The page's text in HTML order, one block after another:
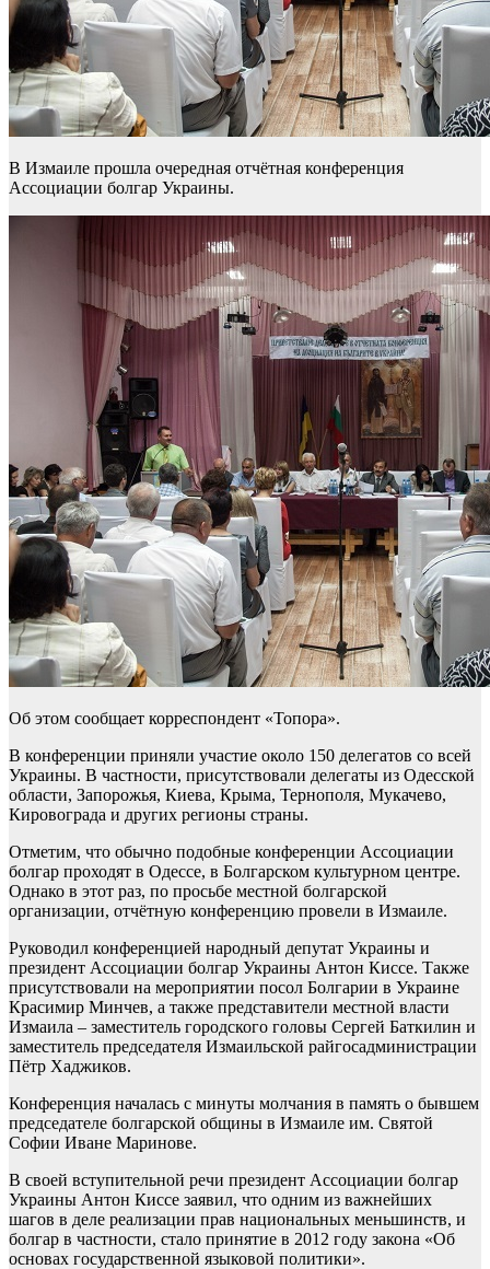
В Измаиле прошла очередная отчётная конференция
Ассоциации болгар Украины.
Об этом сообщает корреспондент «Топора».
В конференции приняли участие около 150 делегатов со всей
Украины. В частности, присутствовали делегаты из Одесской
области, Запорожья, Киева, Крыма, Тернополя, Мукачево,
Кировограда и других регионы страны.
Отметим, что обычно подобные конференции Ассоциации
болгар проходят в Одессе, в Болгарском культурном центре.
Однако в этот раз, по просьбе местной болгарской
организации, отчётную конференцию провели в Измаиле.
Руководил конференцией народный депутат Украины и
президент Ассоциации болгар Украины Антон Киссе. Также
присутствовали на мероприятии посол Болгарии в Украине
Красимир Минчев, а также представители местной власти
Измаила – заместитель городского головы Сергей Баткилин и
заместитель председателя Измаильской райгосадминистрации
Пётр Хаджиков.
Конференция началась с минуты молчания в память о бывшем
председателе болгарской общины в Измаиле им. Святой
Софии Иване Маринове.
В своей вступительной речи президент Ассоциации болгар
Украины Антон Киссе заявил, что одним из важнейших
шагов в деле реализации прав национальных меньшинств, и
болгар в частности, стало принятие в 2012 году закона «Об
основах государственной языковой политики».